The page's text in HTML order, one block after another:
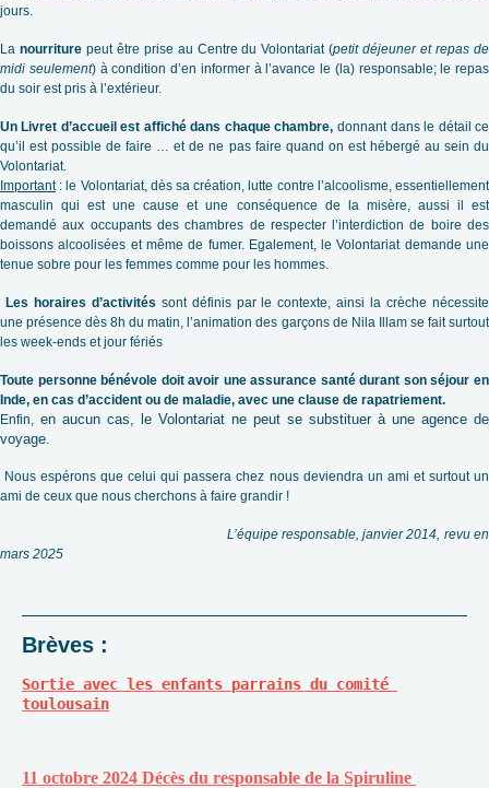
jours.
La nourriturepeut être prise au Centre du Volontariat (petit déjeuner et repas de
midi seulement) à condition d’en informer à l’avance le (la) responsable; le repas
du soir est pris à l’extérieur.
Un Livret d’accueil est affiché dans chaque chambre, donnant dans le détail ce
qu’il est possible de faire … et de ne pas faire quand on est hébergé au sein du
Volontariat.
Important: le Volontariat, dès sa création, lutte contre l’alcoolisme, essentiellement
masculin qui est une cause et une conséquence de la misère, aussi il est
demandé aux occupants des chambres de respecter l’interdiction de boire des
boissons alcoolisées et même de fumer. Egalement, le Volontariat demande une
tenue sobre pour les femmes comme pour les hommes.
Les horaires d’activités sont définis par le contexte, ainsi la crèche nécessite
une présence dès 8h du matin, l’animation des garçons de Nila Illam se fait surtout
les week-ends et jour fériés
Toute personne bénévole doit avoir une assurance santé durant son séjour en
Inde, en cas d’accident ou de maladie, avec une clause de rapatriement.
Enfin, en aucun cas, le Volontariat ne peut se substituer à une agence de
voyage.
Nous espérons que celui qui passera chez nous deviendra un ami et surtout un
ami de ceux que nous cherchons à faire grandir !
L’équipe responsable, janvier 2014, revu en
mars 2025
Brèves :
Sortie avec les enfants parrains du comité
toulousain
11 octobre 2024 Décès du responsable de la Spiruline